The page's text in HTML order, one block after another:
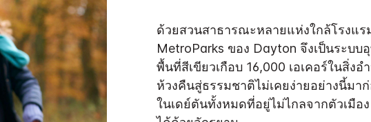
ด้วยสวนสาธารณะหลายแห่งใกล้โรงแร
MetroParks ของ Dayton จึงเป็นระบบ
พื้นที่สีเขียวเกือบ 16,000 เอเคอร์ในสิ่ง
ห้วงคืนสู่ธรรมชาติไม่เคยง่ายอย่างนี้มา
ในเดย์ตันทั้งหมดที่อยู่ไม่ไกลจากตัวเมือ